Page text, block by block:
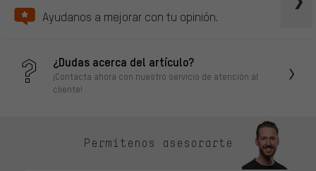
Ayudanos a mejorar con tu opinión.
¿Dudas acerca del artículo?
¡Contacta ahora con nuestro servicio de atención al
cliente!
Permítenos asesorarte